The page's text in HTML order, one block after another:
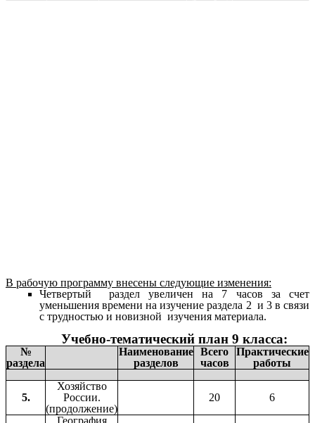
В рабочую программу внесены следующие изменения:
Четвертый раздел увеличен на 7 часов за счет
уменьшения времени на изучение раздела 2 и 3 в связи
с трудностью и новизной изучения материала.
Учебно-тематический план 9 класса:
№
раздела
Наименование
разделов
Всего
часов
Практические
работы
5.
Хозяйство
России.
(продолжение)
20 6
География